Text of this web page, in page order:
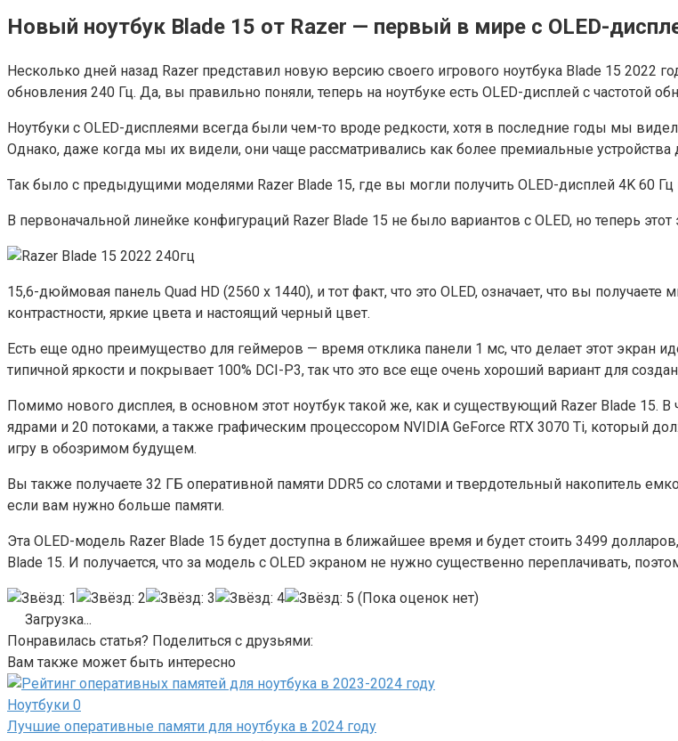
Новый ноутбук Blade 15 от Razer — первый в мире с OLED-
Несколько дней назад Razer представил новую версию своего игрового ноутбука Blade 15 2022
обновления 240 Гц. Да, вы правильно поняли, теперь на ноутбуке есть OLED-дисплей с частотой
Ноутбуки с OLED-дисплеями всегда были чем-то вроде редкости, хотя в последние годы мы
Однако, даже когда мы их видели, они чаще рассматривались как более премиальные устройства
Так было с предыдущими моделями Razer Blade 15, где вы могли получить OLED-дисплей 4K 60
В первоначальной линейке конфигураций Razer Blade 15 не было вариантов с OLED, но теперь
15,6-дюймовая панель Quad HD (2560 x 1440), и тот факт, что это OLED, означает, что вы
контрастности, яркие цвета и настоящий черный цвет.
Есть еще одно преимущество для геймеров — время отклика панели 1 мс, что делает этот экран
типичной яркости и покрывает 100% DCI-P3, так что это все еще очень хороший вариант для
Помимо нового дисплея, в основном этот ноутбук такой же, как и существующий Razer Blade 15.
ядрами и 20 потоками, а также графическим процессором NVIDIA GeForce RTX 3070 Ti, который
игру в обозримом будущем.
Вы также получаете 32 ГБ оперативной памяти DDR5 со слотами и твердотельный накопитель
если вам нужно больше памяти.
Эта OLED-модель Razer Blade 15 будет доступна в ближайшее время и будет стоить 3499
Blade 15. И получается, что за модель с OLED экраном не нужно существенно переплачивать,
(Пока оценок нет)
Загрузка...
Понравилась статья? Поделиться с друзьями:
Вам также может быть интересно
Ноутбуки 0
Лучшие оперативные памяти для ноутбука в 2024 году